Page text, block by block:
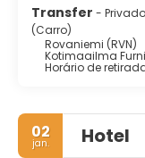
Transfer -
(Carro)
Rovaniemi (RVN)
Kotimaailma
Horário de
02
jan. Hotel